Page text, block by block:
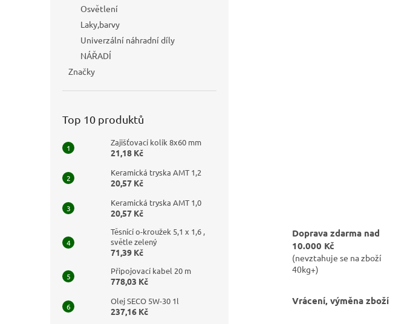
Osvětlení
Laky,barvy
Univerzální náhradní díly
NÁŘADÍ
Značky
Top 10 produktů
Zajišťovací kolík 8x60 mm
21,18 Kč
Keramická tryska AMT 1,2
20,57 Kč
Keramická tryska AMT 1,0
20,57 Kč
Těsnící o-kroužek 5,1 x 1,6 ,
světle zelený
71,39 Kč
Připojovací kabel 20 m
778,03 Kč
Olej SECO 5W-30 1l
237,16 Kč
Doprava zdarma nad
10.000 Kč
(nevztahuje se na zboží
40kg+)
Vrácení, výměna zboží